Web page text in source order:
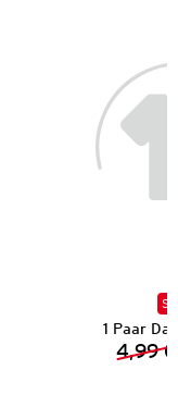
1 Paar
4,99 €